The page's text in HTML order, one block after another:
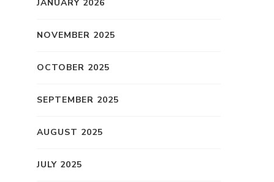
JANUARY 2026
NOVEMBER 2025
OCTOBER 2025
SEPTEMBER 2025
AUGUST 2025
JULY 2025